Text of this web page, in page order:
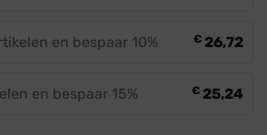
en bespaar 10% € 26,72
en bespaar 15% € 25,24